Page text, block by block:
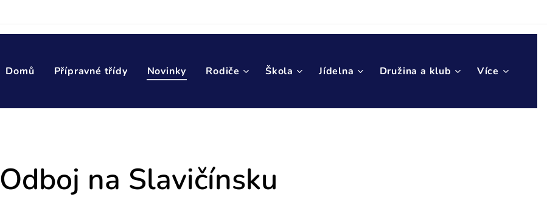
Domů Přípravné třídy Novinky Rodiče Škola Jídelna Družina a klub Více
Odboj na Slavičínsku